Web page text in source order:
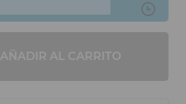
AÑADIR AL CARRITO